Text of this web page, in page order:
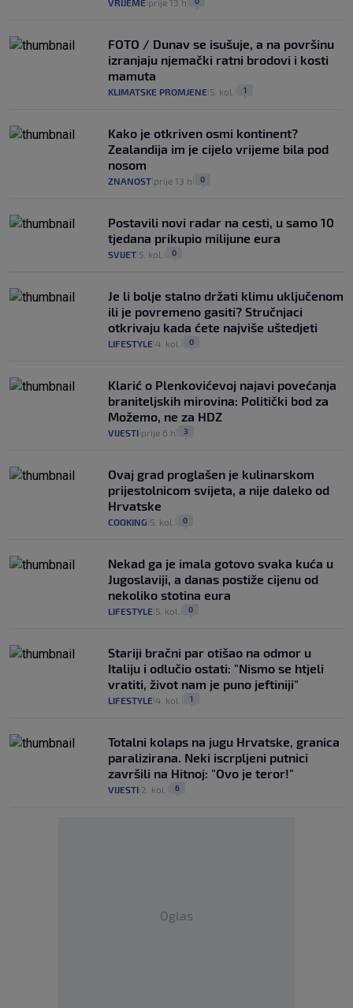
VRIJEME prije 13 h
FOTO / Dunav se isušuje, a na površinu
izranjaju njemački ratni brodovi i kosti
mamuta
KLIMATSKE PROMJENE 5. kol. 1
Kako je otkriven osmi kontinent?
Zealandija im je cijelo vrijeme bila pod
nosom
ZNANOST prije 13 h 0
Postavili novi radar na cesti, u samo 10
tjedana prikupio milijune eura
SVIJET 5. kol. 0
Je li bolje stalno držati klimu uključenom
ili je povremeno gasiti? Stručnjaci
otkrivaju kada ćete najviše uštedjeti
LIFESTYLE 4. kol. 0
Klarić o Plenkovićevoj najavi povećanja
braniteljskih mirovina: Politički bod za
Možemo, ne za HDZ
VIJESTI prije 6 h 3
Ovaj grad proglašen je kulinarskom
prijestolnicom svijeta, a nije daleko od
Hrvatske
COOKING 5. kol. 0
Nekad ga je imala gotovo svaka kuća u
Jugoslaviji, a danas postiže cijenu od
nekoliko stotina eura
LIFESTYLE 5. kol. 0
Stariji bračni par otišao na odmor u
Italiju i odlučio ostati: "Nismo se htjeli
vratiti, život nam je puno jeftiniji"
LIFESTYLE 4. kol. 1
Totalni kolaps na jugu Hrvatske, granica
paralizirana. Neki iscrpljeni putnici
završili na Hitnoj: "Ovo je teror!"
VIJESTI 2. kol. 6
Oglas